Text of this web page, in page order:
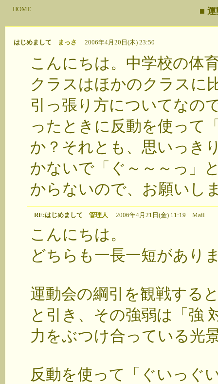
HOME ■ 運
はじめまして まっさ 2006年4月20日(木) 23:50
こんにちは。中学校の体
クラスはほかのクラスに
引っ張り方についてなの
ったときに反動を使って
か？それとも、思いっき
かないで「ぐ～～～っ」
からないので、お願いし
RE:はじめまして 管理人 2006年4月21日(金) 11:19 Mail
こんにちは。
どちらも一長一短があり
運動会の綱引を観戦する
と引き、その強弱は「強
力をぶつけ合っている光
反動を使って「ぐいっぐ